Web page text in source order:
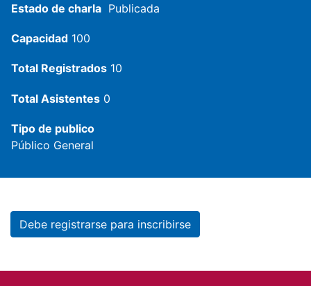
Estado de charla Publicada
Capacidad 100
Total Registrados 10
Total Asistentes 0
Tipo de publico
Público General
Debe registrarse para inscribirse